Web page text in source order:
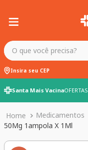
O que você precisa?
Insira seu CEP
Santa Mais VacinaOFERTAS
Medicamentos
50Mg 1ampola X 1Ml